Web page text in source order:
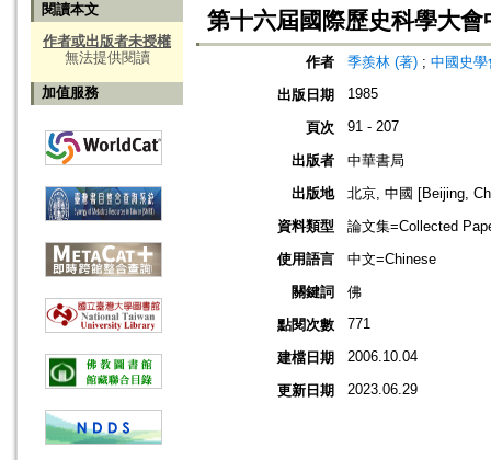
閱讀本文
作者或出版者未授權
無法提供閱讀
加值服務
第十六屆國際歷史科學大
作者 季羨林 (著) ; 中國史學
出版日期
1985
頁次 91 - 207
出版者
中華書局
出版地
北京, 中國 [Beijing,
資料類型
論文集=Collected
使用語言
中文=Chinese
關鍵詞
佛
點閱次數
771
建檔日期 2006.10.04
更新日期 2023.06.29